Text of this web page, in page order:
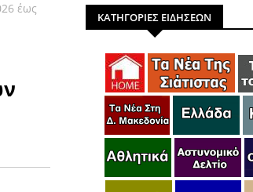
έως
ΚΑΤΗΓΟΡΙΕΣ ΕΙΔΗΣΕΩΝ